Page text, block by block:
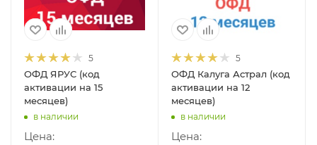
5
ОФД ЯРУС (код
активации на 15
месяцев)
в наличии
Цена:
5
ОФД Калуга Астрал (код
активации на 12
месяцев)
в наличии
Цена: